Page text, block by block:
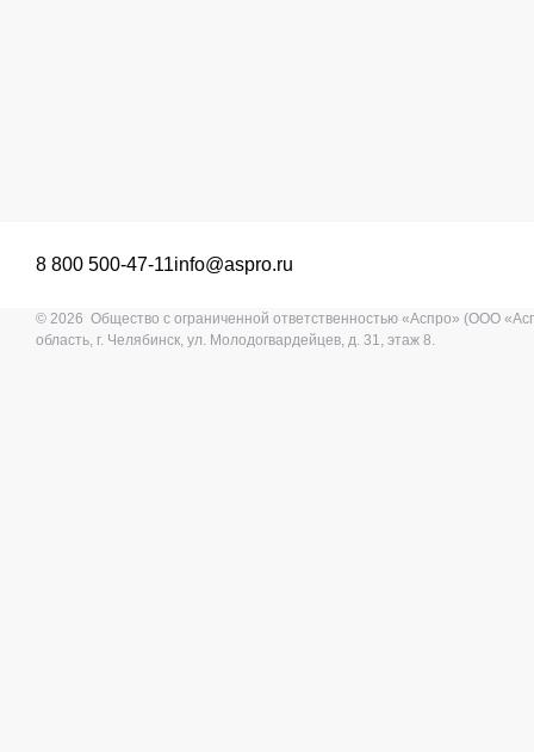
8 800 500-47-11info@aspro.ru
© 2026 Общество с ограниченной ответственностью «Аспро» (ООО
область, г. Челябинск, ул. Молодогвардейцев, д. 31, этаж 8.